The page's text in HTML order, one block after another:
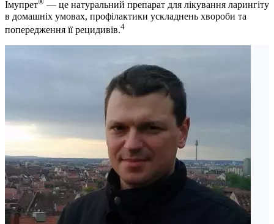
Імупрет
— це натуральний препарат для лікування ларингіту
в домашніх умовах, профілактики ускладнень хвороби та
попередження її рецидивів.4